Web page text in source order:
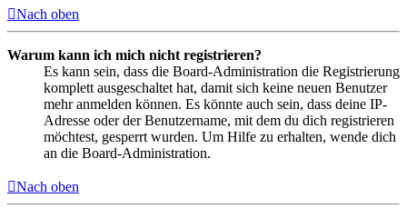
Nach oben
Warum kann ich mich nicht registrieren?
Es kann sein, dass die Board-Administration die Registrierung
komplett ausgeschaltet hat, damit sich keine neuen Benutzer
mehr anmelden können. Es könnte auch sein, dass deine IP-
Adresse oder der Benutzername, mit dem du dich registrieren
möchtest, gesperrt wurden. Um Hilfe zu erhalten, wende dich
an die Board-Administration.
Nach oben